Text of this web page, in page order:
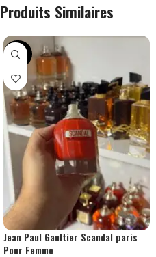
Produits Similaires
-28%
Jean Paul Gaultier Scandal paris
Pour Femme